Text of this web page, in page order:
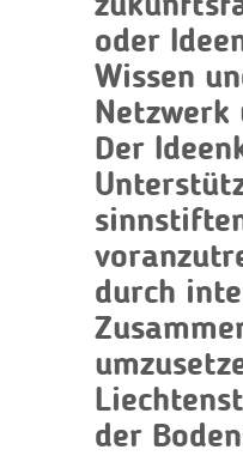
oder
Wissen
Netzwerk
Der
durch
der